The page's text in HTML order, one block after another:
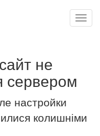
не
сервером
настройки
колишніми